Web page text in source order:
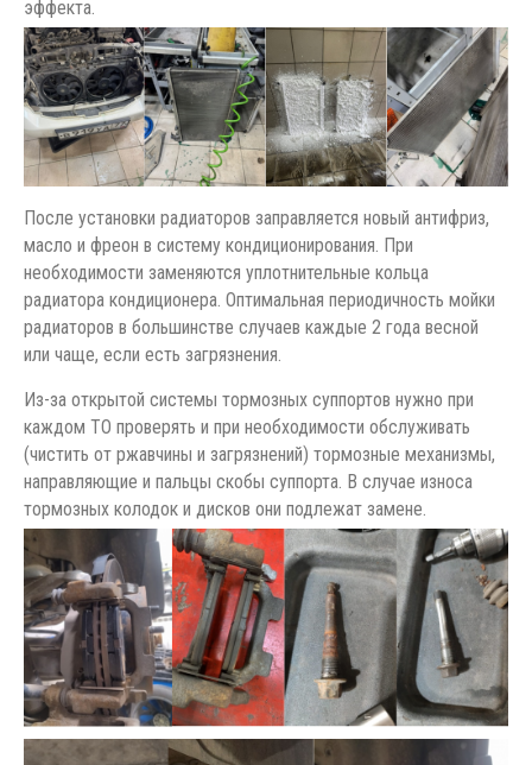
эффекта.
После установки радиаторов заправляется новый антифриз,
масло и фреон в систему кондиционирования. При
необходимости заменяются уплотнительные кольца
радиатора кондиционера. Оптимальная периодичность мойки
радиаторов в большинстве случаев каждые 2 года весной
или чаще, если есть загрязнения.
Из-за открытой системы тормозных суппортов нужно при
каждом ТО проверять и при необходимости обслуживать
(чистить от ржавчины и загрязнений) тормозные механизмы,
направляющие и пальцы скобы суппорта. В случае износа
тормозных колодок и дисков они подлежат замене.